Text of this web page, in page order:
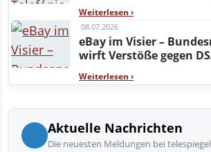
Weiterlesen ›
08.07.2026
eBay im Visier –
wirft Verstöße gegen
Weiterlesen ›
Aktuelle Nachrichten
Die neuesten Meldungen bei telespiegel